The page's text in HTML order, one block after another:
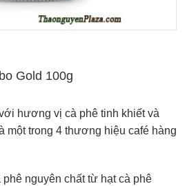
Gold 100g
hương vị cà phê tinh khiết và
một trong 4 thương hiệu café hàng
phê nguyên chất từ hạt cà phê